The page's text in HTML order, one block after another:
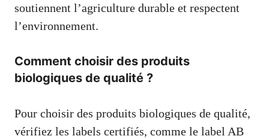
soutiennent l’agriculture durable et respectent
l’environnement.
Comment choisir des produits
biologiques de qualité ?
Pour choisir des produits biologiques de qualité,
vérifiez les labels certifiés, comme le label AB